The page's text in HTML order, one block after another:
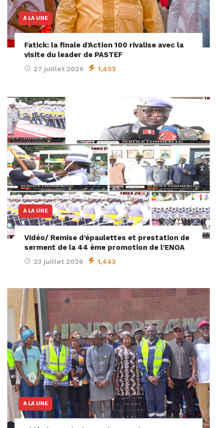
A LA UNE
Fatick: la finale d’Action 100 rivalise avec la
visite du leader de PASTEF
27 juillet 2026 1,453
A LA UNE
Vidéo/ Remise d’épaulettes et prestation de
serment de la 44 ème promotion de l’ENOA
23 juillet 2026 1,443
A LA UNE